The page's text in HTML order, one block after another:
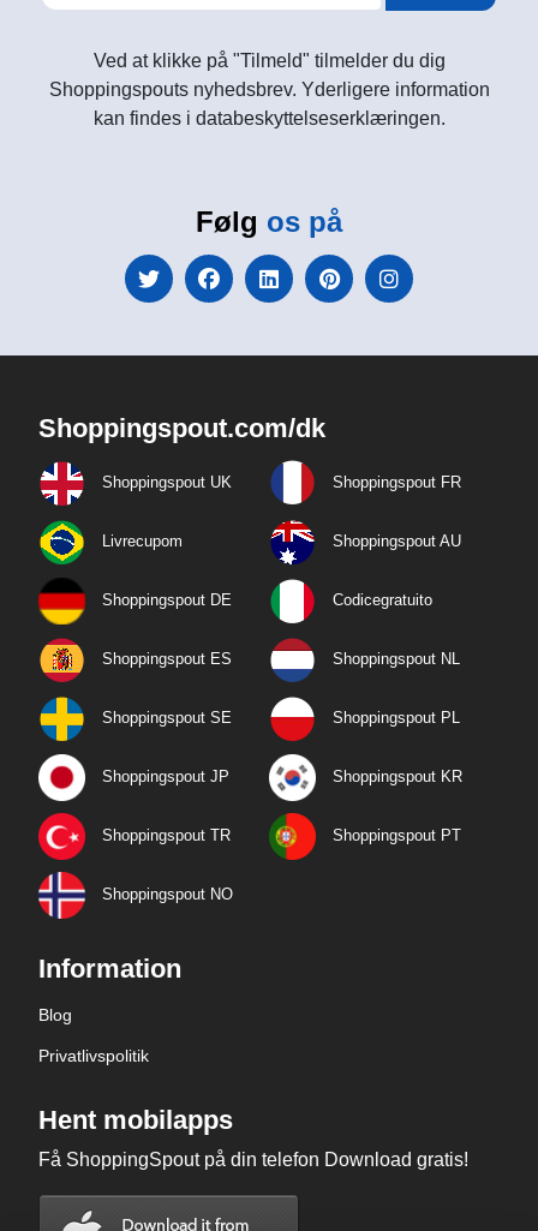
Ved at klikke på "Tilmeld" tilmelder du dig
Shoppingspouts nyhedsbrev. Yderligere information
kan findes i databeskyttelseserklæringen.
Følg os på
Shoppingspout.com/dk
Shoppingspout UK Shoppingspout FR
Livrecupom Shoppingspout AU
Shoppingspout DE Codicegratuito
Shoppingspout ES Shoppingspout NL
Shoppingspout SE Shoppingspout PL
Shoppingspout JP Shoppingspout KR
Shoppingspout TR Shoppingspout PT
Shoppingspout NO
Information
Blog
Privatlivspolitik
Hent mobilapps
Få ShoppingSpout på din telefon Download gratis!